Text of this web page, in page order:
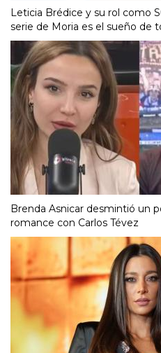
Leticia Brédice y su rol como
serie de Moria es el sueño de
Brenda Asnicar desmintió un
romance con Carlos Tévez